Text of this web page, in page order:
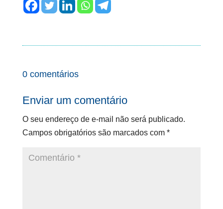
0 comentários
Enviar um comentário
O seu endereço de e-mail não será publicado.
Campos obrigatórios são marcados com *